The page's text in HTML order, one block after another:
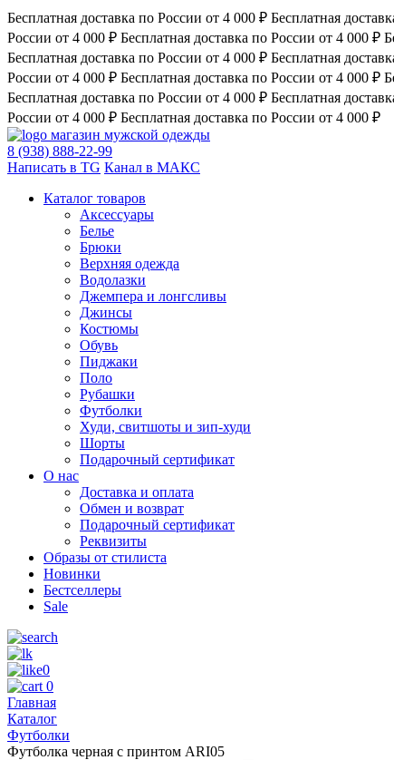
Бесплатная доставка по России от 4 000 ₽ Бесплатная
России от 4 000 ₽ Бесплатная доставка по России от 4 000 ₽
Бесплатная доставка по России от 4 000 ₽ Бесплатная
России от 4 000 ₽ Бесплатная доставка по России от 4 000 ₽
Бесплатная доставка по России от 4 000 ₽ Бесплатная
России от 4 000 ₽ Бесплатная доставка по России от 4 000 ₽
магазин мужской одежды
8 (938) 888-22-99
Написать в TG Канал в МАКС
Каталог товаров
Аксессуары
Белье
Брюки
Верхняя одежда
Водолазки
Джемпера и лонгсливы
Джинсы
Костюмы
Обувь
Пиджаки
Поло
Рубашки
Футболки
Худи, свитшоты и зип-худи
Шорты
Подарочный сертификат
О нас
Доставка и оплата
Обмен и возврат
Подарочный сертификат
Реквизиты
Образы от стилиста
Новинки
Бестселлеры
Sale
0
0
Главная
Каталог
Футболки
Футболка черная с принтом ARI05